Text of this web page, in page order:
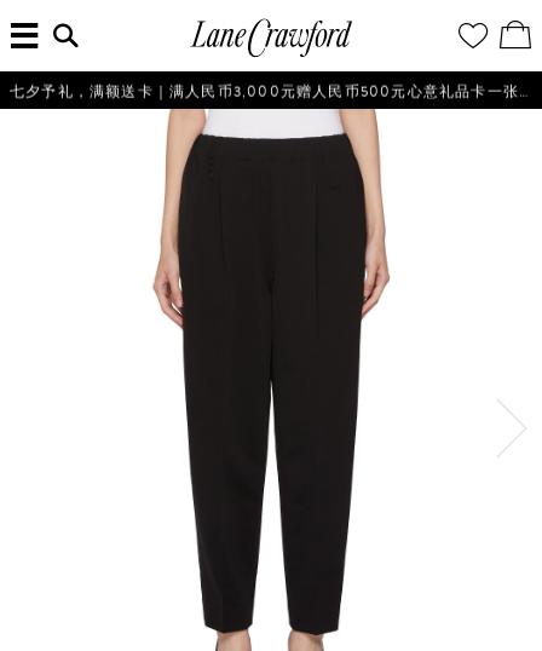
佛
探
索
你
的
时
尚
世
界
的
愿
望
清
单
看
／
修
改
购
单
入
搜
索
信
息...
七夕予礼，满额送卡｜满人民币3,000元赠人民币500元心意礼品卡一张，仅限不产生退货的会员参与。